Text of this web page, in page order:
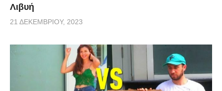
Λιβυή
21 ΔΕΚΕΜΒΡΊΟΥ, 2023